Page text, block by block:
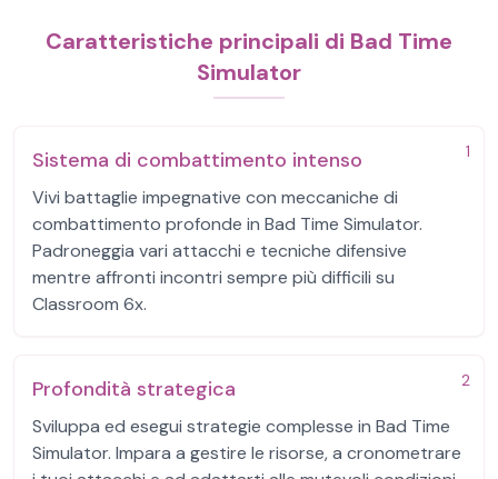
Caratteristiche principali di Bad Time
Simulator
1
Sistema di combattimento intenso
Vivi battaglie impegnative con meccaniche di
combattimento profonde in Bad Time Simulator.
Padroneggia vari attacchi e tecniche difensive
mentre affronti incontri sempre più difficili su
Classroom 6x.
2
Profondità strategica
Sviluppa ed esegui strategie complesse in Bad Time
Simulator. Impara a gestire le risorse, a cronometrare